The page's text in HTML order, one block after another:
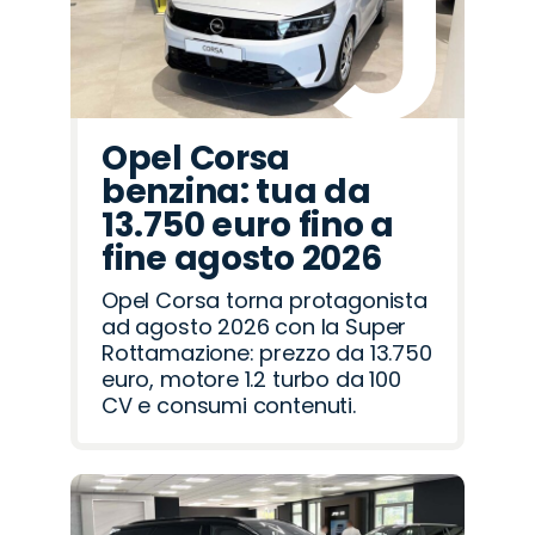
Opel Corsa
benzina: tua da
13.750 euro fino a
fine agosto 2026
Opel Corsa torna protagonista
ad agosto 2026 con la Super
Rottamazione: prezzo da 13.750
euro, motore 1.2 turbo da 100
CV e consumi contenuti.